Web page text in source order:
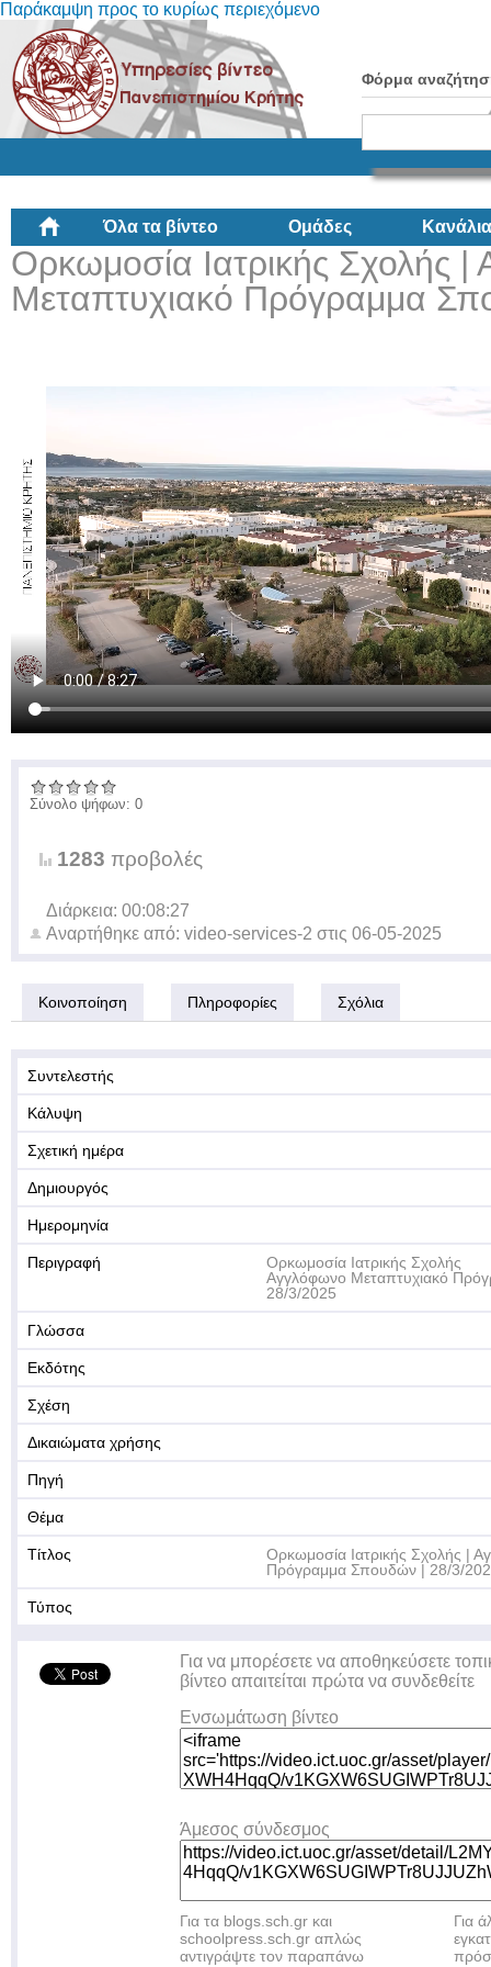
Παράκαμψη προς το κυρίως περιεχόμενο
Φόρμα
Όλα τα βίντεο Ομάδες Κανάλια
Ορκωμοσία Ιατρικής Σχολής
Μεταπτυχιακό Πρόγραμμα
Σύνολο ψήφων: 0
1283 προβολές
Διάρκεια: 00:08:27
Αναρτήθηκε από: video-services-2 στις 06-05-2025
Κοινοποίηση Πληροφορίες Σχόλια
Συντελεστής
Κάλυψη
Σχετική ημέρα
Δημιουργός
Ημερομηνία
Περιγραφή
Ορκωμοσία Ιατρικής Σχολής
Αγγλόφωνο Μεταπτυχιακό
28/3/2025
Γλώσσα
Εκδότης
Σχέση
Δικαιώματα χρήσης
Πηγή
Θέμα
Τίτλος
Ορκωμοσία Ιατρικής Σχολής |
Πρόγραμμα Σπουδών | 28/3/
Τύπος
Για να μπορέσετε να αποθηκεύσετε
βίντεο απαιτείται πρώτα να συνδεθείτε
Ενσωμάτωση βίντεο
Άμεσος σύνδεσμος
Για τα blogs.sch.gr και
schoolpress.sch.gr απλώς
αντιγράψτε τον παραπάνω
Για